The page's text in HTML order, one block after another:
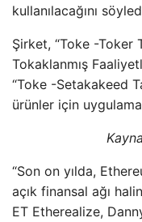
kullanılacağını
Şirket, “Toke -Toker
Tokaklanmış
“Toke -Setakakeed
ürünler için
“Son on yılda,
açık finansal ağı
ET Etherealize,